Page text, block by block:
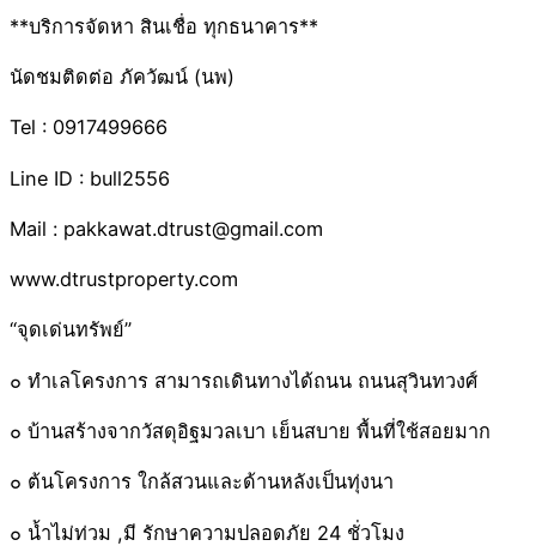
**บริการจัดหา สินเชื่อ ทุกธนาคาร**
นัดชมติดต่อ ภัควัฒน์ (นพ)
Tel : 0917499666
Line ID : bull2556
Mail : pakkawat.dtrust@gmail.com
www.dtrustproperty.com
“จุดเด่นทรัพย์”
๐ ทำเลโครงการ สามารถเดินทางได้ถนน ถนนสุวินทวงศ์
๐ บ้านสร้างจากวัสดุอิฐมวลเบา เย็นสบาย พื้นที่ใช้สอยมาก
๐ ต้นโครงการ ใกล้สวนและด้านหลังเป็นทุ่งนา
๐ น้ำไม่ท่วม ,มี รักษาความปลอดภัย 24 ชั่วโมง